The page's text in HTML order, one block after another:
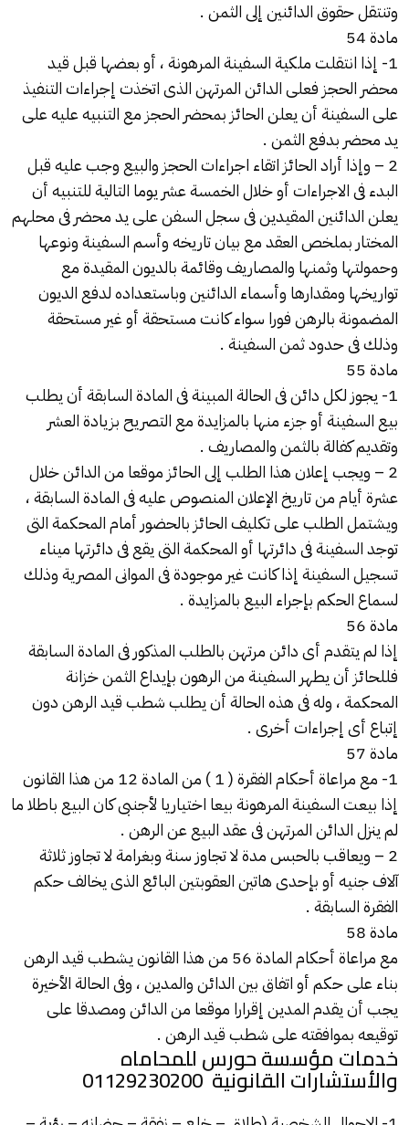
وتنتقل حقوق الدائنين إلى الثمن .
مادة 54
1- إذا انتقلت ملكية السفينة المرهونة ، أو بعضها قبل قيد
محضر الحجز فعلى الدائن المرتهن الذى اتخذت إجراءات التنفيذ
على السفينة أن يعلن الحائز بمحضر الحجز مع التنبيه عليه على
يد محضر بدفع الثمن .
2 – وإذا أراد الحائز اتقاء اجراءات الحجز والبيع وجب عليه قبل
البدء فى الاجراءات أو خلال الخمسة عشر يوما التالية للتنبيه أن
يعلن الدائنين المقيدين فى سجل السفن على يد محضر فى محلهم
المختار بملخص العقد مع بيان تاريخه وأسم السفينة ونوعها
وحمولتها وثمنها والمصاريف وقائمة بالديون المقيدة مع
تواريخها ومقدارها وأسماء الدائنين وباستعداده لدفع الديون
المضمونة بالرهن فورا سواء كانت مستحقة أو غير مستحقة
وذلك فى حدود ثمن السفينة .
مادة 55
1- يجوز لكل دائن فى الحالة المبينة فى المادة السابقة أن يطلب
بيع السفينة أو جزء منها بالمزايدة مع التصريح بزيادة العشر
وتقديم كفالة بالثمن والمصاريف .
2 – ويجب إعلان هذا الطلب إلى الحائز موقعا من الدائن خلال
عشرة أيام من تاريخ الإعلان المنصوص عليه فى المادة السابقة ،
ويشتمل الطلب على تكليف الحائز بالحضور أمام المحكمة التى
توجد السفينة فى دائرتها أو المحكمة التى يقع فى دائرتها ميناء
تسجيل السفينة إذا كانت غير موجودة فى الموانى المصرية وذلك
لسماع الحكم بإجراء البيع بالمزايدة .
مادة 56
إذا لم يتقدم أى دائن مرتهن بالطلب المذكور فى المادة السابقة
فللحائز أن يطهر السفينة من الرهون بإيداع الثمن خزانة
المحكمة ، وله فى هذه الحالة أن يطلب شطب قيد الرهن دون
إتباع أى إجراءات أخرى .
مادة 57
1- مع مراعاة أحكام الفقرة ( 1 ) من المادة 12 من هذا القانون
إذا بيعت السفينة المرهونة بيعا اختياريا لأجنبى كان البيع باطلا ما
لم ينزل الدائن المرتهن فى عقد البيع عن الرهن .
2 – ويعاقب بالحبس مدة لا تجاوز سنة وبغرامة لا تجاوز ثلاثة
آلاف جنيه أو بإحدى هاتين العقوبتين البائع الذى يخالف حكم
الفقرة السابقة .
مادة 58
مع مراعاة أحكام المادة 56 من هذا القانون يشطب قيد الرهن
بناء على حكم أو اتفاق بين الدائن والمدين ، وفى الحالة الأخيرة
يجب أن يقدم المدين إقرارا موقعا من الدائن ومصدقا على
توقيعه بموافقته على شطب قيد الرهن .
خدمات مؤسسة حورس للمحاماه
والأستشارات القانونية 01129230200